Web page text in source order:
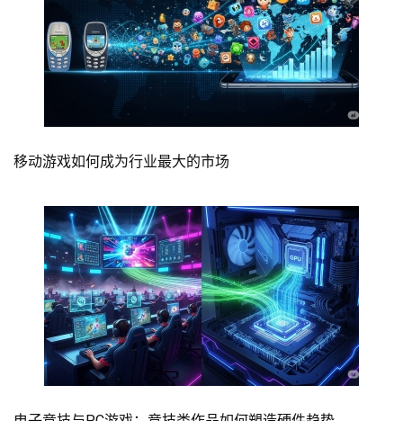
移动游戏如何成为行业最大的市场